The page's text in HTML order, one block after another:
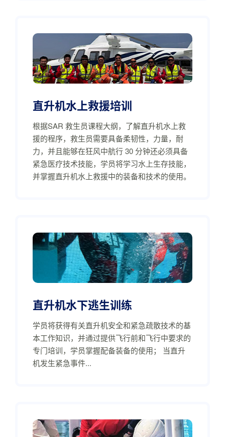
直升机水上救援培训
根据SAR 救生员课程大纲，了解直升机水上救
援的程序，救生员需要具备柔韧性，力量，耐
力，并且能够在狂风中航行 30 分钟还必须具备
紧急医疗技术技能，学员将学习水上生存技能，
并掌握直升机水上救援中的装备和技术的使用。
直升机水下逃生训练
学员将获得有关直升机安全和紧急疏散技术的基
本工作知识，并通过提供飞行前和飞行中要求的
专门培训，学员掌握配备装备的使用； 当直升
机发生紧急事件...